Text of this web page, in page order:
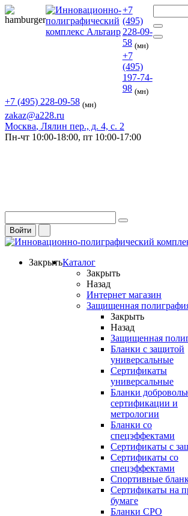
+7
(495)
228-09-
58 (мн)
+7
(495)
197-74-
98 (мн)
+7 (495) 228-09-58 (мн)
zakaz@a228.ru
Москва, Лялин пер., д. 4, с. 2
Пн-чт 10:00-18:00, пт 10:00-17:00
Войти
ЗакрытьКаталог
Закрыть
Назад
Интернет магазин
Защищенная
Закрыть
Назад
Защищенная
Бланки с защитой
универсальные
Сертификаты
универсальные
Бланки
сертификации и
метрологии
Бланки со
спецэффектами
Сертификаты с
Сертификаты со
спецэффектами
Спортивные
Cертификаты на
бумаге
Бланки СРО